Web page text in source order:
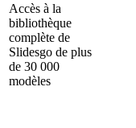
Accès à la
bibliothèque
complète de
Slidesgo de plus
de 30 000
modèles